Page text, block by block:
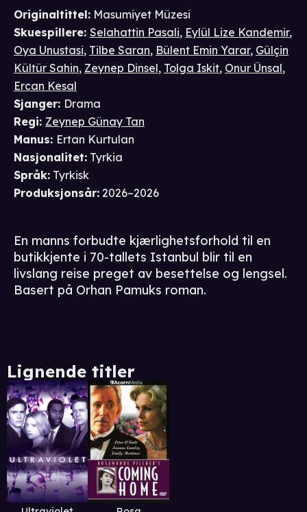
Originaltittel: Masumiyet Müzesi
Skuespillere: Selahattin Pasali, Eylül Lize Kandemir,
Oya Unustasi, Tilbe Saran, Bülent Emin Yarar, Gülçin
Kültür Sahin, Zeynep Dinsel, Tolga Iskit, Onur Ünsal,
Ercan Kesal
Sjanger: Drama
Regi: Zeynep Günay Tan
Manus: Ertan Kurtulan
Nasjonalitet: Tyrkia
Språk: Tyrkisk
Produksjonsår: 2026–2026
En manns forbudte kjærlighetsforhold til en
butikkjente i 70-tallets Istanbul blir til en
livslang reise preget av besettelse og lengsel.
Basert på Orhan Pamuks roman.
Lignende titler